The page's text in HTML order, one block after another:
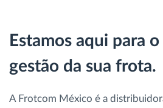
Como resolvemos cada
atividade da frota
Calculadora de Benefícios
Estamos aqui para
gestão da sua frota.
A Frotcom México é a